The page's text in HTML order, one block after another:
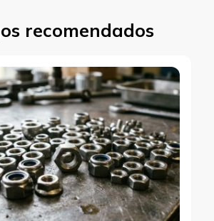
recomendados